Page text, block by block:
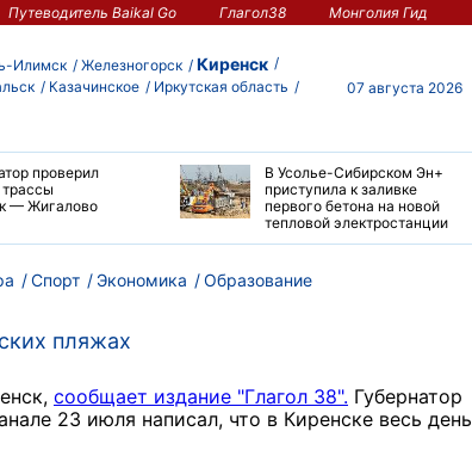
Путеводитель Baikal Go Глагол38 Монголия Гид
Илимск Железногорск Киренск
Казачинское
Иркутская область
07 августа 2026
проверил
— Жигалово
В Усолье-Сибирском Эн+
приступила к заливке
первого бетона на новой
тепловой электростанции
Спорт Экономика Образование
пляжах
сообщает издание "Глагол 38". Губернатор
23 июля написал, что в Киренске весь день